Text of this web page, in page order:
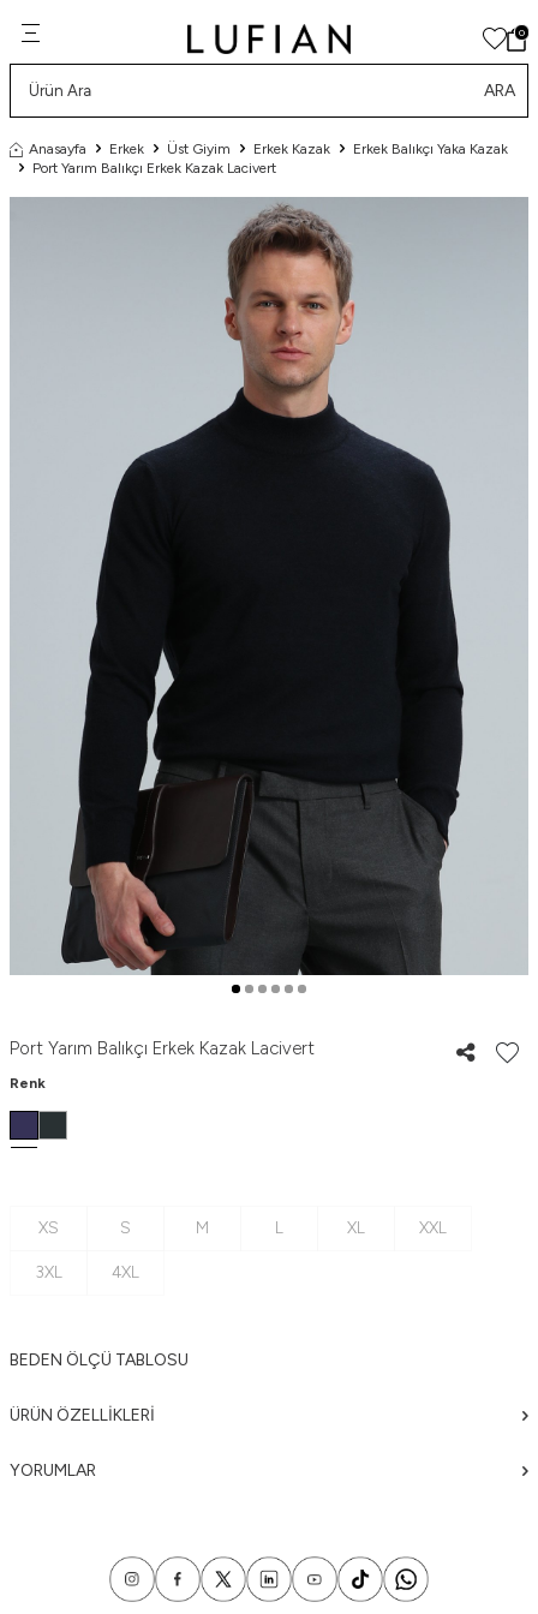
0
ARA
Anasayfa Erkek Üst Giyim Erkek Kazak
Erkek Balıkçı Yaka Kazak
Port Yarım Balıkçı Erkek Kazak Lacivert
Port Yarım Balıkçı Erkek Kazak Lacivert
Renk
XS S M L XL XXL
3XL 4XL
BEDEN ÖLÇÜ TABLOSU
ÜRÜN ÖZELLIKLERI
YORUMLAR